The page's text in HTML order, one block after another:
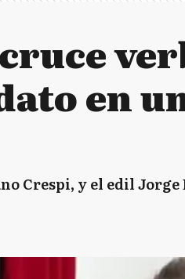
en
Crespi, y el edil Jorge